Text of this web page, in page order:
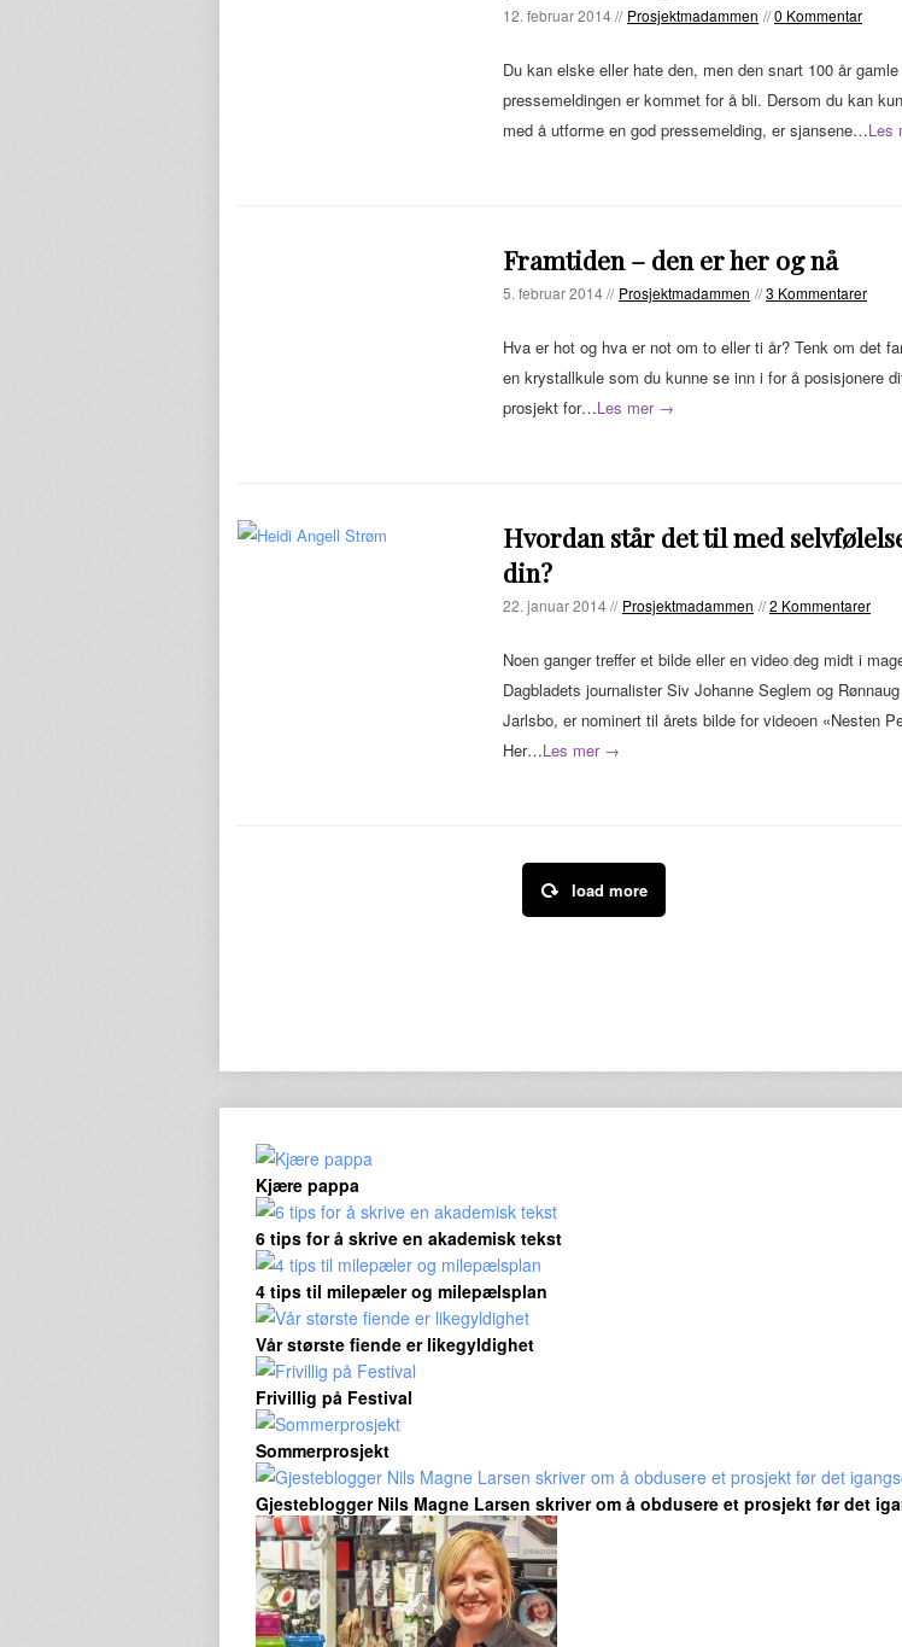
12. februar 2014 // Prosjektmadammen //0 Kommentar
Du kan elske eller hate den, men den snart 100 år gamle
pressemeldingen er kommet for å bli. Dersom du kan
med å utforme en god pressemelding, er sjansene…Les
Framtiden – den er her og nå
5. februar 2014 // Prosjektmadammen //3 Kommentarer
Hva er hot og hva er not om to eller ti år? Tenk om det
en krystallkule som du kunne se inn i for å posisjonere
prosjekt for…Les mer →
Hvordan står det til med
din?
22. januar 2014 // Prosjektmadammen //2 Kommentarer
Noen ganger treffer et bilde eller en video deg midt i
Dagbladets journalister Siv Johanne Seglem og Rønnaug
Jarlsbo, er nominert til årets bilde for videoen «Nesten
Her…Les mer →
load more
Kjære pappa
6 tips for å skrive en akademisk tekst
4 tips til milepæler og milepælsplan
Vår største fiende er likegyldighet
Frivillig på Festival
Sommerprosjekt
Gjesteblogger Nils Magne Larsen skriver om å obdusere et prosjekt før det